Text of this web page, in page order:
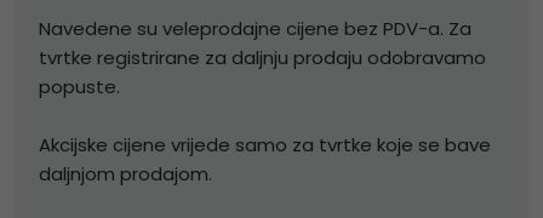
Navedene su veleprodajne cijene bez PDV-a. Za
tvrtke registrirane za daljnju prodaju odobravamo
popuste.
Akcijske cijene vrijede samo za tvrtke koje se bave
daljnjom prodajom.